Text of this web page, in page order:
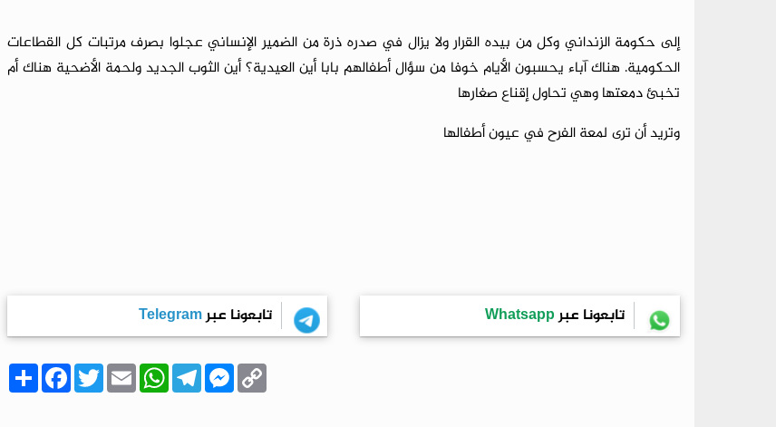
إلى حكومة الزنداني وكل من بيده القرار ولا يزال في صدره ذرة من الضمير الإنساني عجلوا بصرف مرتبات كل القطاعات
الحكومية. هناك آباء يحسبون الأيام خوفا من سؤال أطفالهم بابا أين العيدية؟ أين الثوب الجديد ولحمة الأضحية هناك أم
تخبئ دمعتها وهي تحاول إقناع صغارها
وتريد أن ترى لمعة الفرح في عيون أطفالها
تابعونا عبرWhatsapp تابعونا عبرTelegram
ا
ن
ش
F
a
c
T
wi
E
m
a
W
h
a
T
el
M
e
s
C
o
p